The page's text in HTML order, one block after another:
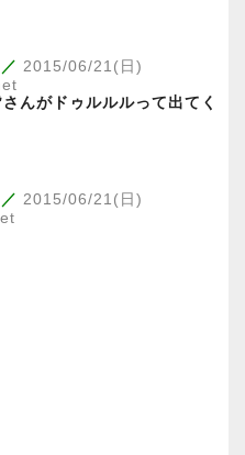
2015/06/21(日)
んがドゥルルルって出てく
2015/06/21(日)